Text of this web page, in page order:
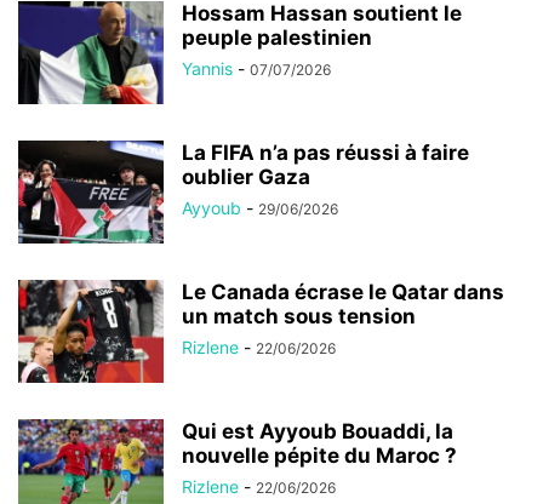
Hossam Hassan soutient le
peuple palestinien
Yannis - 07/07/2026
La FIFA n’a pas réussi à faire
oublier Gaza
Ayyoub - 29/06/2026
Le Canada écrase le Qatar dans
un match sous tension
Rizlene - 22/06/2026
Qui est Ayyoub Bouaddi, la
nouvelle pépite du Maroc ?
Rizlene - 22/06/2026